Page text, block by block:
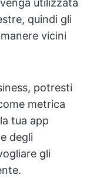
utilizzata
quindi gli
vicini
potresti
metrica
tua app
degli
gli